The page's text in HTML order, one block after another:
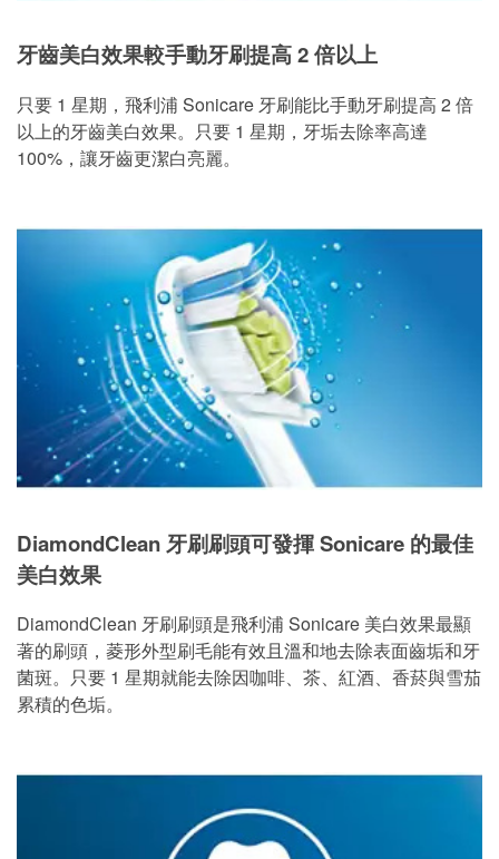
牙齒美白效果較手動牙刷提高 2 倍以上
只要 1 星期，飛利浦 Sonicare 牙刷能比手動牙刷提高 2 倍
以上的牙齒美白效果。只要 1 星期，牙垢去除率高達
100%，讓牙齒更潔白亮麗。
DiamondClean 牙刷刷頭可發揮 Sonicare 的最佳
美白效果
DiamondClean 牙刷刷頭是飛利浦 Sonicare 美白效果最顯
著的刷頭，菱形外型刷毛能有效且溫和地去除表面齒垢和牙
菌斑。只要 1 星期就能去除因咖啡、茶、紅酒、香菸與雪茄
累積的色垢。